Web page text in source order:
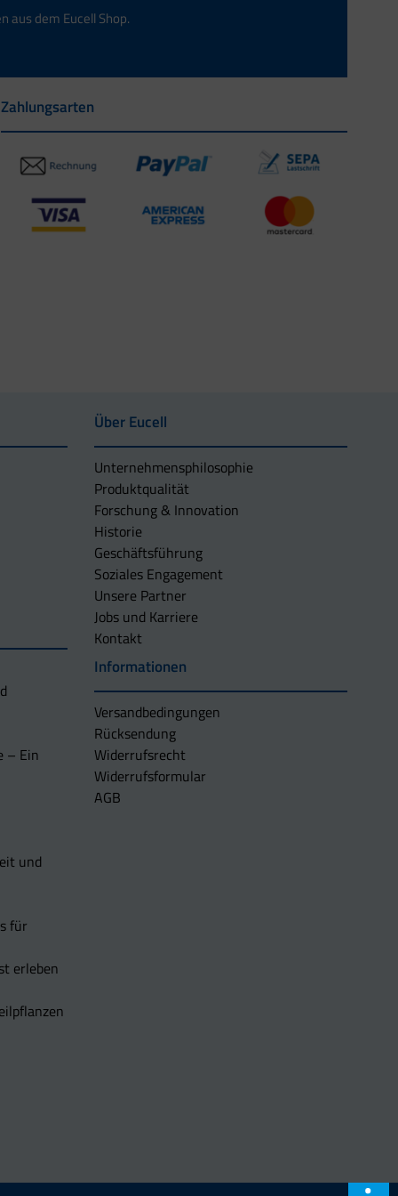
aus dem Eucell Shop.
Zahlungsarten
– Ein
und
für
erleben
Über Eucell
Unternehmens­philosophie
Produktqualität
Forschung & Innovation
Historie
Geschäftsführung
Soziales Engagement
Unsere Partner
Jobs und Karriere
Kontakt
Informationen
Versandbedingungen
Rücksendung
Widerrufsrecht
Widerrufsformular
AGB